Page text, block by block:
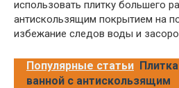
использовать плитку большего
антискользящим покрытием на
избежание следов воды и
Популярные статьи
ванной с антискользящим